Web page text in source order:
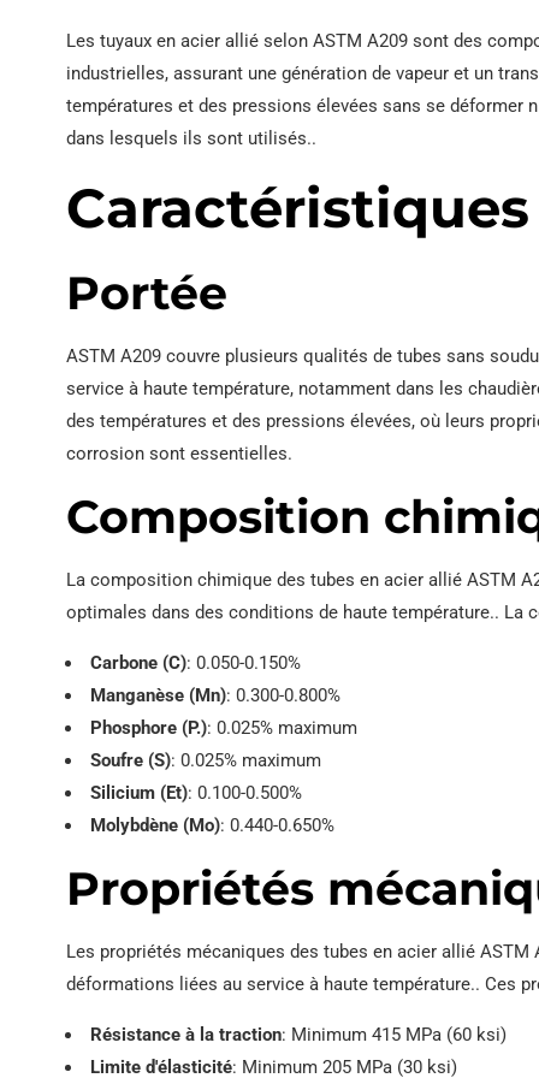
Les tuyaux en acier allié selon ASTM A209 sont des
industrielles, assurant une génération de vapeur et un
températures et des pressions élevées sans se
dans lesquels ils sont utilisés..
Caractéristiques
Portée
ASTM A209 couvre plusieurs qualités de tubes sans
service à haute température, notamment dans les
des températures et des pressions élevées, où leurs
corrosion sont essentielles.
Composition
La composition chimique des tubes en acier allié ASTM
optimales dans des conditions de haute température..
Carbone (C): 0.050-0.150%
Manganèse (Mn): 0.300-0.800%
Phosphore (P.): 0.025% maximum
Soufre (S): 0.025% maximum
Silicium (Et): 0.100-0.500%
Molybdène (Mo): 0.440-0.650%
Propriétés
Les propriétés mécaniques des tubes en acier allié
déformations liées au service à haute température.. Ces
Résistance à la traction: Minimum 415 MPa (60 ksi)
Limite d'élasticité: Minimum 205 MPa (30 ksi)